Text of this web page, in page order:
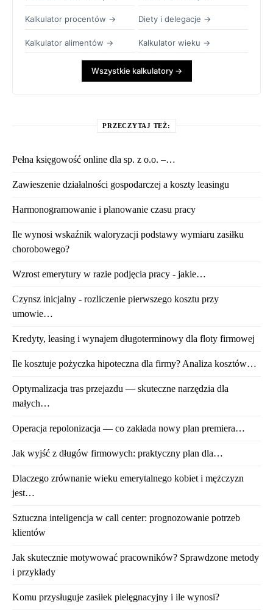
Kalkulator procentów → Diety i delegacje →
Kalkulator alimentów → Kalkulator wieku →
Wszystkie kalkulatory →
PRZECZYTAJ TEŻ:
Pełna księgowość online dla sp. z o.o. –…
Zawieszenie działalności gospodarczej a koszty leasingu
Harmonogramowanie i planowanie czasu pracy
Ile wynosi wskaźnik waloryzacji podstawy wymiaru zasiłku
chorobowego?
Wzrost emerytury w razie podjęcia pracy - jakie…
Czynsz inicjalny - rozliczenie pierwszego kosztu przy
umowie…
Kredyty, leasing i wynajem długoterminowy dla floty firmowej
Ile kosztuje pożyczka hipoteczna dla firmy? Analiza kosztów…
Optymalizacja tras przejazdu — skuteczne narzędzia dla
małych…
Operacja repolonizacja — co zakłada nowy plan premiera…
Jak wyjść z długów firmowych: praktyczny plan dla…
Dlaczego zrównanie wieku emerytalnego kobiet i mężczyzn
jest…
Sztuczna inteligencja w call center: prognozowanie potrzeb
klientów
Jak skutecznie motywować pracowników? Sprawdzone metody
i przykłady
Komu przysługuje zasiłek pielęgnacyjny i ile wynosi?